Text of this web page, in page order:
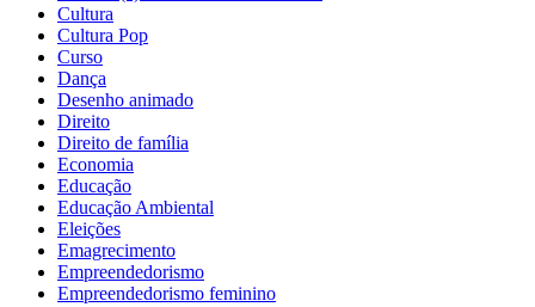
Cultura
Cultura Pop
Curso
Dança
Desenho animado
Direito
Direito de família
Economia
Educação
Educação Ambiental
Eleições
Emagrecimento
Empreendedorismo
Empreendedorismo feminino